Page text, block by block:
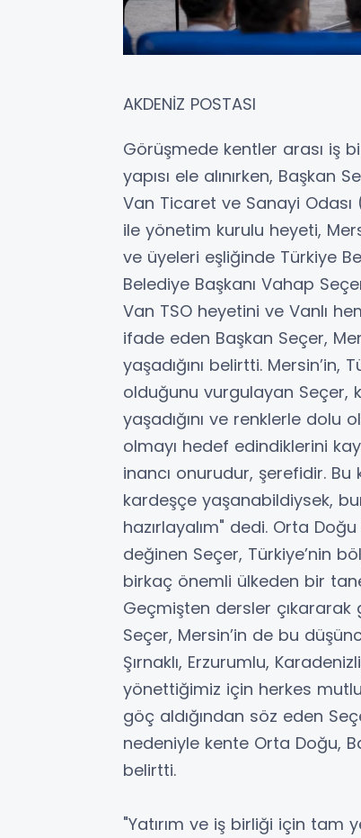
AKDENİZ POSTASI
Görüşmede kentler arası iş
yapısı ele alınırken, Başkan
Van Ticaret ve Sanayi Odası
ile yönetim kurulu heyeti,
ve üyeleri eşliğinde Türkiye
Belediye Başkanı Vahap
Van TSO heyetini ve Vanlı
ifade eden Başkan Seçer,
yaşadığını belirtti.
olduğunu vurgulayan Seçer,
yaşadığını ve renklerle
olmayı hedef edindiklerini
inancı onurudur, şerefidir.
kardeşçe yaşanabildiysek,
hazırlayalım" dedi. Orta
değinen Seçer, Türkiye’nin
birkaç önemli ülkeden bir
Geçmişten dersler
Seçer, Mersin’in de bu
Şırnaklı, Erzurumlu,
yönettiğimiz için herkes
göç aldığından söz eden
nedeniyle kente Orta Doğu,
belirtti.
"Yatırım ve iş birliği için tam